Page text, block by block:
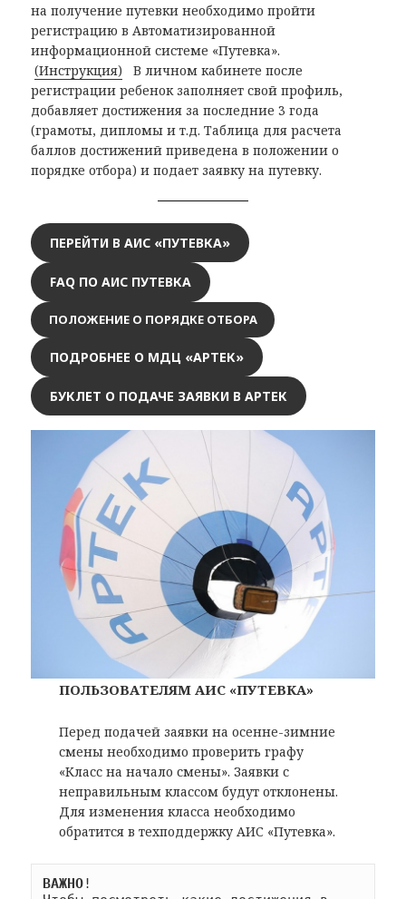
на получение путевки необходимо пройти
регистрацию в Автоматизированной
информационной системе «Путевка».
(Инструкция) В личном кабинете после
регистрации ребенок заполняет свой профиль,
добавляет достижения за последние 3 года
(грамоты, дипломы и т.д. Таблица для расчета
баллов достижений приведена в положении о
порядке отбора) и подает заявку на путевку.
ПЕРЕЙТИ В АИС «ПУТЕВКА»
FAQ ПО АИС ПУТЕВКА
ПОЛОЖЕНИЕ О ПОРЯДКЕ ОТБОРА
ПОДРОБНЕЕ О МДЦ «АРТЕК»
БУКЛЕТ О ПОДАЧЕ ЗАЯВКИ В АРТЕК
ПОЛЬЗОВАТЕЛЯМ АИС «ПУТЕВКА»
Перед подачей заявки на осенне-зимние
смены необходимо проверить графу
«Класс на начало смены». Заявки с
неправильным классом будут отклонены.
Для изменения класса необходимо
обратится в техподдержку АИС «Путевка».
ВАЖНО!